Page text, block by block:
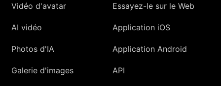
Vidéo d'avatar
AI vidéo
Photos d'IA
Galerie d'images
Essayez-le sur le Web
Application iOS
Application Android
API